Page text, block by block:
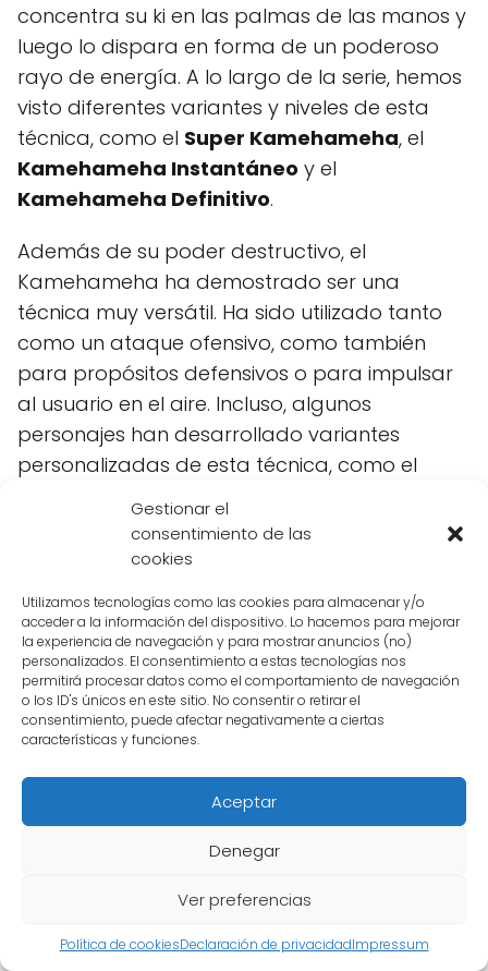
Gestionar el
consentimiento de las
cookies
Utilizamos tecnologías como las cookies para almacenar y/o
acceder a la información del dispositivo. Lo hacemos para mejorar
la experiencia de navegación y para mostrar anuncios (no)
personalizados. El consentimiento a estas tecnologías nos
permitirá procesar datos como el comportamiento de navegación
o los ID's únicos en este sitio. No consentir o retirar el
consentimiento, puede afectar negativamente a ciertas
características y funciones.
Aceptar
Denegar
Ver preferencias
Política de cookiesDeclaración de privacidadImpressum
concentra su ki en las palmas de las manos y
luego lo dispara en forma de un poderoso
rayo de energía. A lo largo de la serie, hemos
visto diferentes variantes y niveles de esta
técnica, como el Super Kamehameha, el
Kamehameha Instantáneo y el
Kamehameha Definitivo.
Además de su poder destructivo, el
Kamehameha ha demostrado ser una
técnica muy versátil. Ha sido utilizado tanto
como un ataque ofensivo, como también
para propósitos defensivos o para impulsar
al usuario en el aire. Incluso, algunos
personajes han desarrollado variantes
personalizadas de esta técnica, como el
A lo largo de las diferentes sagas de Dragon
los que el Kamehameha ha sido crucial para
derrotar a poderosos enemigos. Desde la
batalla contra Piccolo en el Torneo de las
Artes Marciales, hasta la lucha contra Cell en
el Torneo de Cell, el Kamehameha ha sido
batallas más memorables de la serie.
El Kamehameha es una técnica emblemática
maestro Roshi y utilizada por numerosos
personajes a lo largo de la serie. Su poder